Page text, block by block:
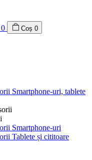
0 Coș 0
Smartphone-uri, tablete
Smartphone-uri
Tablete și cititoare